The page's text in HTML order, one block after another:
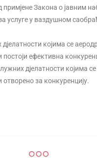
примјене Закона о јавним
услуге у ваздушном
којима се
ефективна
дјелатности којима
за конкуренцију.